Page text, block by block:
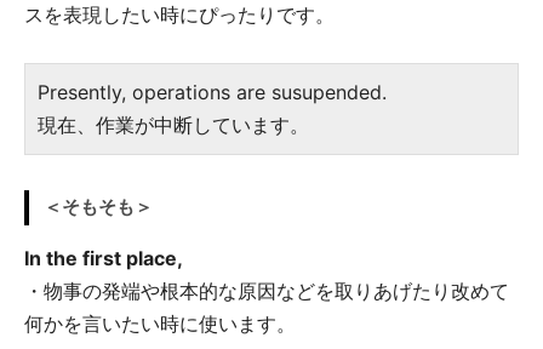
スを表現したい時にぴったりです。
Presently, operations are susupended.
現在、作業が中断しています。
＜そもそも＞
In the first place,
・物事の発端や根本的な原因などを取りあげたり改めて
何かを言いたい時に使います。